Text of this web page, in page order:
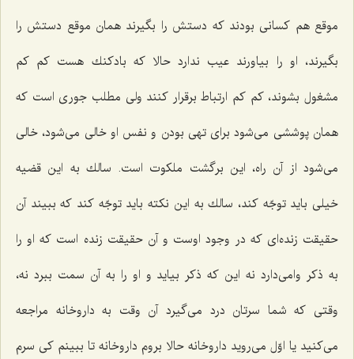
موقع هم كسانی بودند كه دستش را بگیرند همان موقع دستش را
بگیرند، او را بیاورند عیب ندارد حالا كه بادكنك هست كم كم
مشغول بشوند، كم كم ارتباط برقرار كنند ولی مطلب جوری است كه
همان پوششی می‌شود برای تهی بودن و نفس او خالی می‌شود، خالی
می‌شود از آن راه، این برگشت ملكوت است. سالك به این قضیه
خیلی باید توجّه كند، سالك به این نكته باید توجّه كند كه ببیند آن
حقیقت زنده‌ای كه در وجود اوست و آن حقیقت زنده است كه او را
به ذكر وامی‌دارد نه این كه ذكر بیاید و او را به آن سمت ببرد نه،
وقتی كه شما سرتان درد می‌گیرد آن وقت به داروخانه مراجعه
می‌كنید یا اوّل می‌روید داروخانه حالا بروم داروخانه تا ببینم كی سرم